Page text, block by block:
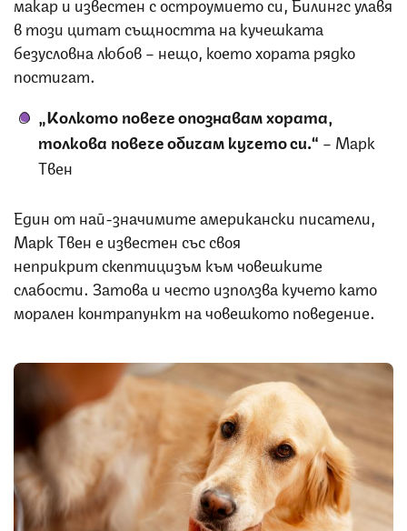
в този цитат същността на кучешката
безусловна любов – нещо, което хората рядко
постигат.
„Колкото повече опознавам хората,
толкова повече обичам кучето си.“ – Марк
Твен
Един от най-значимите американски писатели,
Марк Твен е известен със своя
неприкрит скептицизъм към човешките
слабости. Затова и често използва кучето като
морален контрапункт на човешкото поведение.